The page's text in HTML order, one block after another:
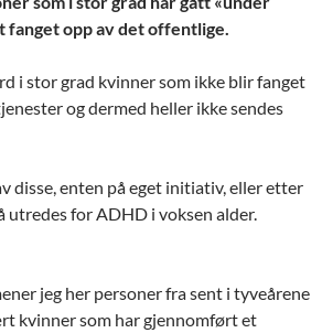
fanget opp av det offentlige.
i stor grad kvinner som ikke blir fanget
og dermed heller ikke sendes
disse, enten på eget initiativ, eller etter
utredes for ADHD i voksen alder.
jeg her personer fra sent i tyveårene
kvinner som har gjennomført et